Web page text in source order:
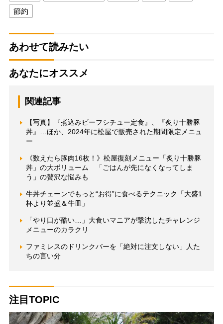
節約
あわせて読みたい
あなたにオススメ
関連記事
【写真】『煮込みビーフシチュー定食』、『炙り十勝豚
丼』…ほか、2024年に松屋で販売された期間限定メニュ
ー
《数えたら豚肉16枚！》松屋復刻メニュー「炙り十勝豚
丼」の大ボリューム 「ごはんが先になくなってしま
う」の贅沢な悩みも
牛丼チェーンでもっと“お得”に食べるテクニック「大盛1
杯より並盛＆牛皿」
「やり口が酷い…」大食いマニアが撃沈したチャレンジ
メニューのカラクリ
ファミレスのドリンクバーを「絶対に注文しない」人た
ちの言い分
注目TOPIC